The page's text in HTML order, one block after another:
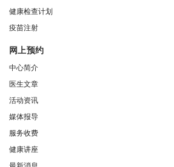
健康检查计划
疫苗注射
网上预约
中心简介
医生文章
活动资讯
媒体报导
服务收费
健康讲座